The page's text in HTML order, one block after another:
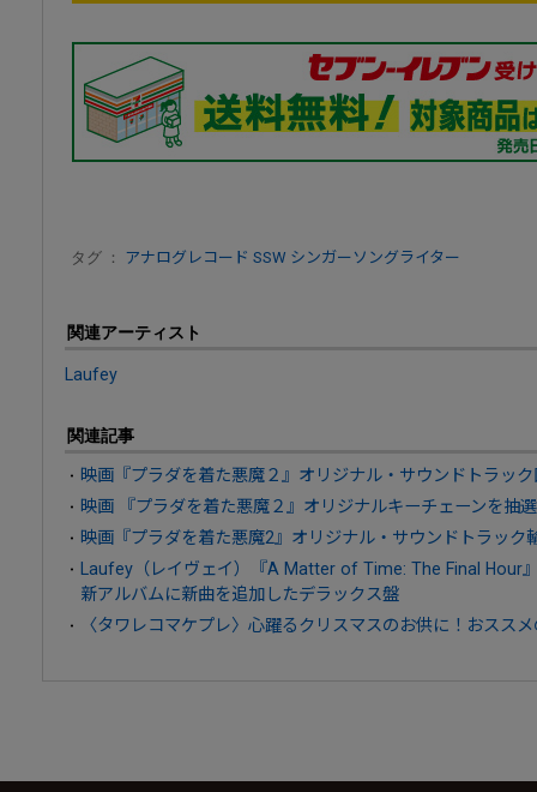
タグ ： アナログレコード SSW シンガーソングライター
関連アーティスト
Laufey
関連記事
映画『プラダを着た悪魔２』オリジナル・サウンドトラッ
映画 『プラダを着た悪魔２』オリジナルキーチェーンを抽
映画『プラダを着た悪魔2』オリジナル・サウンドトラック
Laufey（レイヴェイ）『A Matter of Time: The Final Hour
新アルバムに新曲を追加したデラックス盤
〈タワレコマケプレ〉心躍るクリスマスのお供に！おスス